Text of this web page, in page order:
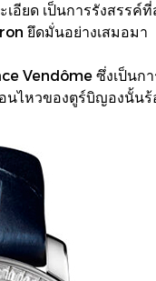
เอียด เป็นการรังสร
ยึดมั่นอย่างเสมอมา
Vendôme ซึ่งเป็นก
หวของตูร์บิญองนั้นร้